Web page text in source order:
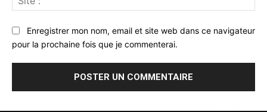
:
Enregistrer mon nom, email et site web dans ce navigateur
pour la prochaine fois que je commenterai.